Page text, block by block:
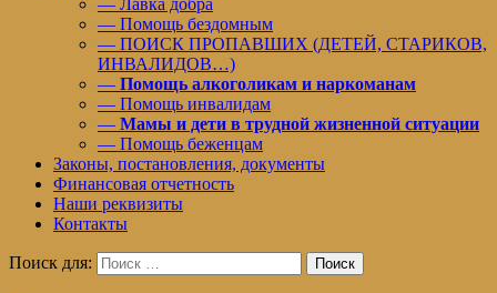
— Помощь бездомным
— ПОИСК ПРОПАВШИХ (ДЕТЕЙ, СТАРИКОВ,
ИНВАЛИДОВ…)
— Помощь алкоголикам и наркоманам
— Помощь инвалидам
— Мамы и дети в трудной жизненной ситуации
— Помощь беженцам
Законы, постановления, документы
Финансовая отчетность
Наши реквизиты
Контакты
Поиск для: Поиск